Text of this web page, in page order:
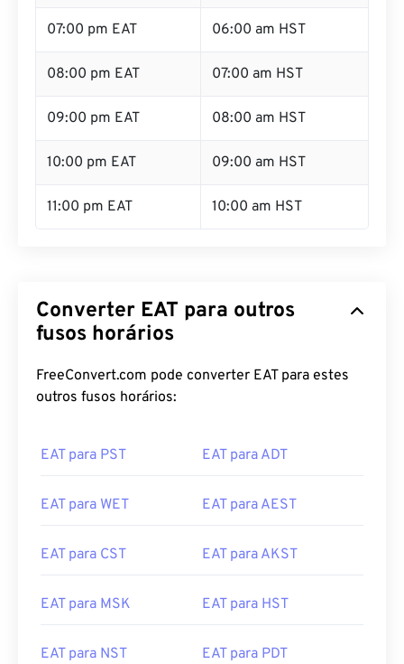
07:00 pm EAT 06:00 am HST
08:00 pm EAT 07:00 am HST
09:00 pm EAT 08:00 am HST
10:00 pm EAT 09:00 am HST
11:00 pm EAT 10:00 am HST
Converter EAT para outros
fusos horários
FreeConvert.com pode converter EAT para estes
outros fusos horários:
EAT para PST EAT para ADT
EAT para WET EAT para AEST
EAT para CST EAT para AKST
EAT para MSK EAT para HST
EAT para NST EAT para PDT